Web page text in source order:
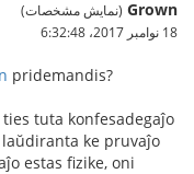
Grown (نمایش مشخصات)
18 نوامبر 2017،‏ 6:32:48
pridemandis?
tuta konfesadegaĵo
ke pruvaĵo
estas fizike, oni